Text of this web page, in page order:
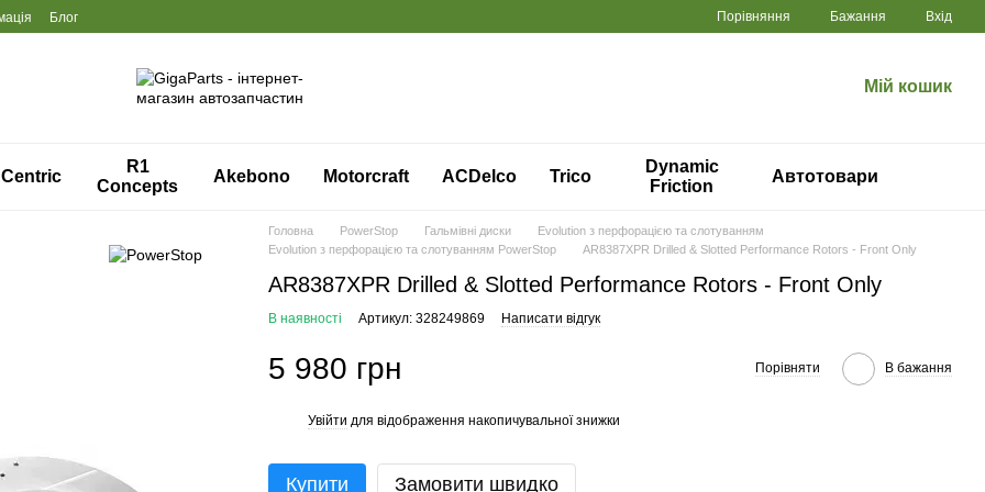
Блог Порівняння Бажання Вхід
Мій кошик
Centric
R1
Concepts
Akebono Motorcraft ACDelco Trico
Dynamic
Friction
Автотовари
Головна PowerStop Гальмівні диски
Evolution з перфорацією та слотуванням
Evolution з перфорацією та слотуванням PowerStop
AR8387XPR Drilled & Slotted Performance Rotors - Front Only
AR8387XPR Drilled & Slotted Performance Rotors - Front Only
В наявності Артикул: 328249869 Написати відгук
5 980 грн Порівняти В бажання
Увійти для відображення накопичувальної знижки
Купити Замовити швидко